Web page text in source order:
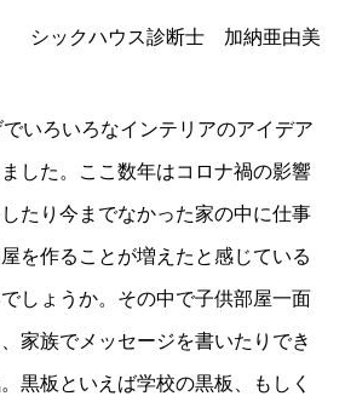
シックハウス診断士 加納亜由美
いろいろなインテリアのアイデア
した。ここ数年はコロナ禍の影響
たり今までなかった家の中に仕事
を作ることが増えたと感じている
しょうか。その中で子供部屋一面
家族でメッセージを書いたりでき
黒板といえば学校の黒板、もしく